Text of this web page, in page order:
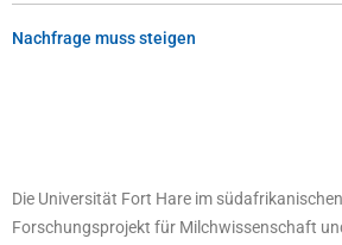
Nachfrage muss steigen
Die Universität Fort Hare im
Forschungsprojekt für Milchwissenschaft